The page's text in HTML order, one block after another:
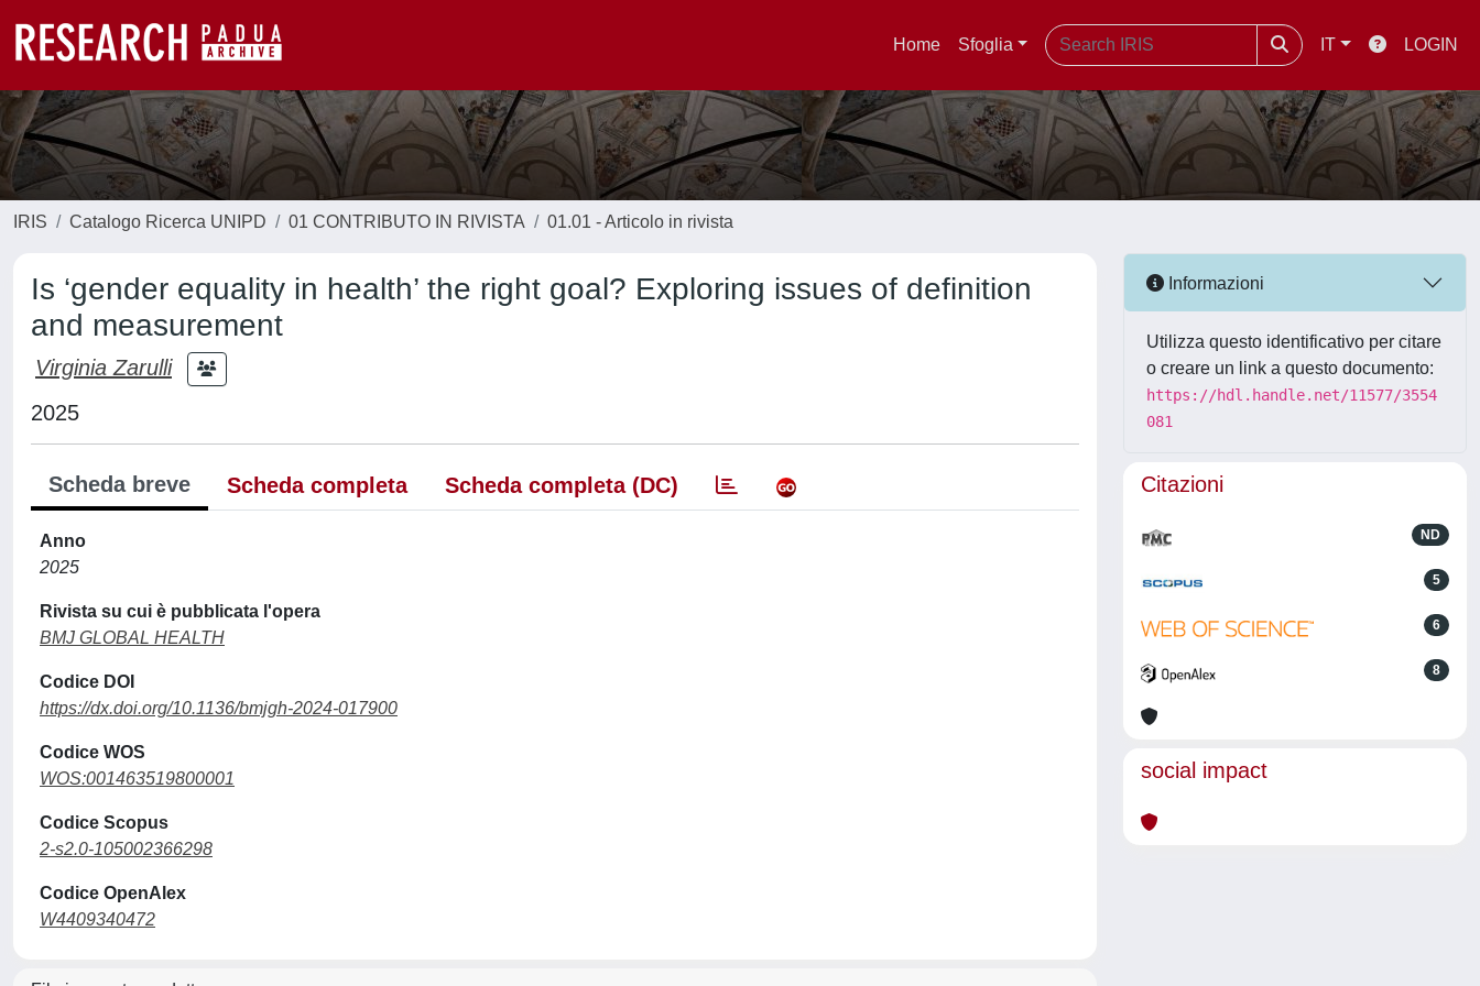
Home Sfoglia IT LOGIN
IRIS Catalogo Ricerca UNIPD 01 CONTRIBUTO IN RIVISTA 01.01 - Articolo in rivista
Is ‘gender equality in health’ the right goal? Exploring issues of definition
and measurement
Virginia Zarulli
2025
Scheda breve Scheda completa Scheda completa (DC)
Anno
2025
Rivista su cui è pubblicata l'opera
BMJ GLOBAL HEALTH
Codice DOI
https://dx.doi.org/10.1136/bmjgh-2024-017900
Codice WOS
WOS:001463519800001
Codice Scopus
2-s2.0-105002366298
Codice OpenAlex
W4409340472
Informazioni
Utilizza questo identificativo per citare
o creare un link a questo documento:
https://hdl.handle.net/11577/3554
081
Citazioni
ND
5
6
8
social impact